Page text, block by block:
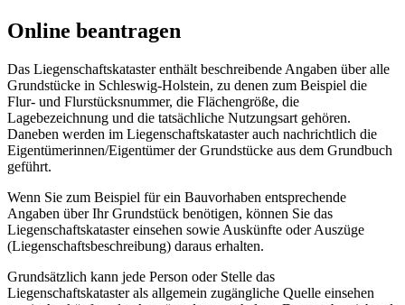
Online beantragen
Das Liegenschaftskataster enthält beschreibende Angaben über alle
Grundstücke in Schleswig-Holstein, zu denen zum Beispiel die
Flur- und Flurstücksnummer, die Flächengröße, die
Lagebezeichnung und die tatsächliche Nutzungsart gehören.
Daneben werden im Liegenschaftskataster auch nachrichtlich die
Eigentümerinnen/Eigentümer der Grundstücke aus dem Grundbuch
geführt.
Wenn Sie zum Beispiel für ein Bauvorhaben entsprechende
Angaben über Ihr Grundstück benötigen, können Sie das
Liegenschaftskataster einsehen sowie Auskünfte oder Auszüge
(Liegenschaftsbeschreibung) daraus erhalten.
Grundsätzlich kann jede Person oder Stelle das
Liegenschaftskataster als allgemein zugängliche Quelle einsehen